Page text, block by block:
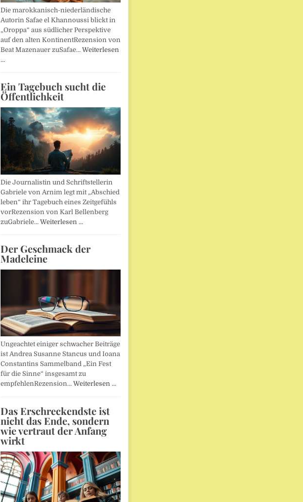
Die marokkanisch-niederländische
Autorin Safae el Khannoussi blickt in
„Oroppa“ aus südlicher Perspektive
auf den alten KontinentRezension von
Beat Mazenauer zuSafae… Weiterlesen
…
Ein Tagebuch sucht die
Öffentlichkeit
Die Journalistin und Schriftstellerin
Gabriele von Arnim legt mit „Abschied
leben“ ihr Tagebuch eines Zeitgefühls
vorRezension von Karl Bellenberg
zuGabriele… Weiterlesen …
Der Geschmack der
Madeleine
Ungeachtet einiger schwacher Beiträge
ist Andrea Susanne Stancus und Ioana
Constantins Sammelband „Ein Fest
für die Sinne“ insgesamt zu
empfehlenRezension… Weiterlesen …
Das Erschreckendste ist
nicht das Ende, sondern
wie vertraut der Anfang
wirkt